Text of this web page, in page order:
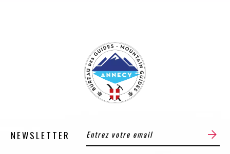
NEWSLETTER